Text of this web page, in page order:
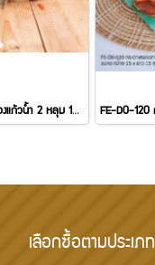
EA-A0-000: ถาดรองแก้วน้ำ 2 หลุม 100 Pcs
เลือกซื้อตามประเภท